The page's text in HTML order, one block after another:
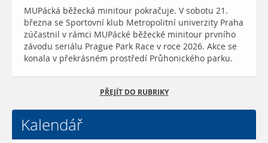
MUPácká běžecká minitour pokračuje. V sobotu 21.
března se Sportovní klub Metropolitní univerzity Praha
zúčastnil v rámci MUPácké běžecké minitour prvního
závodu seriálu Prague Park Race v roce 2026. Akce se
konala v překrásném prostředí Průhonického parku.
PŘEJÍT DO RUBRIKY
Kalendář